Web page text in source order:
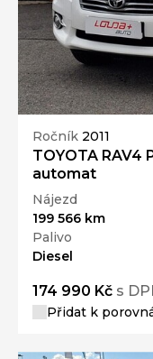
Ročník 2011
TOYOTA RAV4
automat
Nájezd
199 566 km
Palivo
Diesel
174 990 Kč s
Přidat k